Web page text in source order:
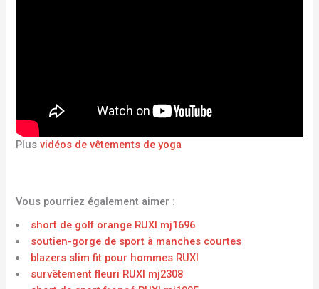
Plusvidéos de vêtements de yoga
Vous pourriez également aimer :
short de golf orange RUXI mj1696
soutien-gorge de sport à manches courtes
blazers slim fit pour hommes RUXI
survêtement fleuri RUXI mj2308